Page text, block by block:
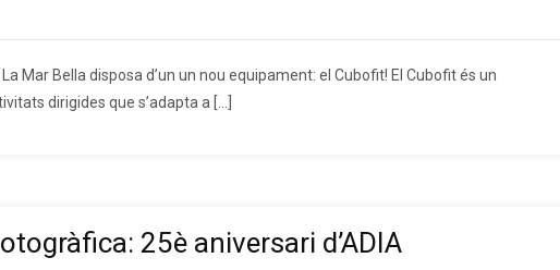
Mar Bella disposa d’un un nou equipament: el Cubofit! El Cubofit és un
dirigides que s’adapta a […]
25è aniversari d’ADIA